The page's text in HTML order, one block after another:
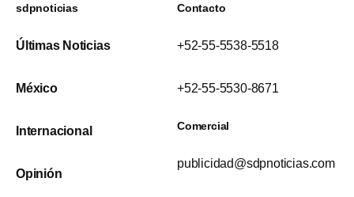
sdpnoticias
Últimas Noticias
México
Internacional
Opinión
Contacto
+52-55-5538-5518
+52-55-5530-8671
Comercial
publicidad@sdpnoticias.com